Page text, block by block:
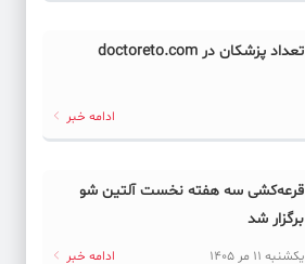
تعداد پزشکان در doctoreto.com
ادامه خبر
قرعه‌کشی سه هفته نخست آلتین شو
برگزار شد
یکشنبه 11 مر 1405 ادامه خبر